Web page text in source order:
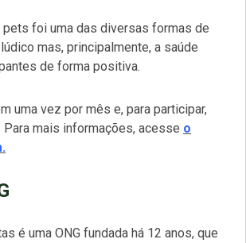
foi uma das diversas formas de
mas, principalmente, a saúde
de forma positiva.
uma vez por mês e, para participar,
Para mais informações, acesse o
é uma ONG fundada há 12 anos, que